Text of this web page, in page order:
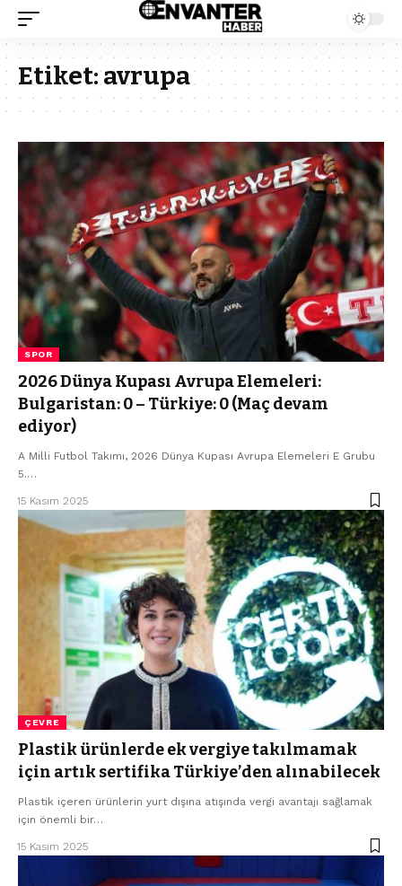
Etiket:avrupa
SPOR
2026 Dünya Kupası Avrupa Elemeleri:
Bulgaristan: 0 – Türkiye: 0 (Maç devam
ediyor)
A Milli Futbol Takımı, 2026 Dünya Kupası Avrupa Elemeleri E Grubu
5.…
15 Kasım 2025
ÇEVRE
Plastik ürünlerde ek vergiye takılmamak
için artık sertifika Türkiye’den alınabilecek
Plastik içeren ürünlerin yurt dışına atışında vergi avantajı sağlamak
için önemli bir…
15 Kasım 2025